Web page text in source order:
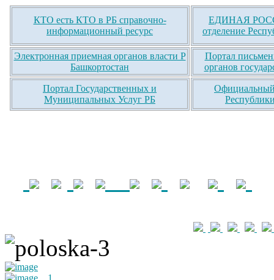
КТО есть КТО в РБ справочно-
информационный ресурс
ЕДИНАЯ
отделение
Электронная приемная органов власти Р
Башкортостан
Портал
органов
Портал Государственных и
Муниципальных Услуг РБ
Официальный